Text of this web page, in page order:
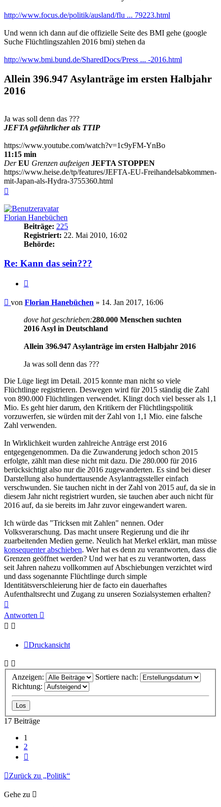
http://www.focus.de/politik/ausland/flu ... 79223.html
Und wenn ich dann auf die offizielle Seite des BMI gehe (google
Suche Flüchtlingszahlen 2016 bmi) stehen da
http://www.bmi.bund.de/SharedDocs/Press ... -2016.html
Allein 396.947 Asy­lan­trä­ge im ers­ten Halb­jahr
2016
Ja was soll denn das ???
JEFTA gefährlicher als TTIP
https://www.youtube.com/watch?v=1c9yFM-YnBo
11:15 min
Der EU Grenzen aufzeigen JEFTA STOPPEN
https://www.heise.de/tp/features/JEFTA-EU-Freihandelsabkommen-
mit-Japan-als-Hydra-3755360.html
Florian Hanebüchen
Beiträge: 225
Registriert: 22. Mai 2010, 16:02
Behörde:
Re: Kann das sein???
Beitrag
von Florian Hanebüchen » 14. Jan 2017, 16:06
dove hat geschrieben:280.000 Menschen suchten
2016 Asyl in Deutschland
Allein 396.947 Asy­lan­trä­ge im ers­ten Halb­jahr 2016
Ja was soll denn das ???
Die Lüge liegt im Detail. 2015 konnte man nicht so viele
Flüchtlinge registrieren. Deswegen wird für 2015 ständig die Zahl
von 890.000 Flüchtlingen verwendet. Klingt doch viel besser als 1,1
Mio. Es geht hier darum, den Kritikern der Flüchtlingspolitik
vorzuwerfen, sie würden mit der Zahl von 1,1 Mio. eine falsche
Zahl verwenden.
In Wirklichkeit wurden zahlreiche Anträge erst 2016
entgegengenommen. Da die Zuwanderung jedoch schon 2015
erfolgte, zählt man diese nicht mit dazu. Die 280.000 für 2016
berücksichtigt also nur die 2016 zugewanderten. Es sind bei dieser
Darstellung also hunderttausende Asylantragssteller einfach
verschwunden. Sie tauchen nicht in der Zahl von 2015 auf, da sie in
diesem Jahr nicht registriert wurden, sie tauchen aber auch nicht für
2016 auf, da sie bereits im Jahr zuvor eingewandert waren.
Ich würde das "Tricksen mit Zahlen" nennen. Oder
Volksverarschung. Das macht unsere Regierung und die ihr
zuarbeitenden Medien gerne. Neulich hat Merkel erklärt, man müsse
konsequenter abschieben. Wer hat es denn zu verantworten, dass die
Grenzen geöffnet werden? Und wer hat es zu verantworten, dass
seit Jahren nahezu vollkommen auf Abschiebungen verzichtet wird
und dass sogenannte Flüchtlinge durch simple
Identitätsverschleierung hier de facto ein dauerhaftes
Aufenthaltsrecht und Zugang zu unseren Sozialsystemen erhalten?
oben
Antworten
Druckansicht
Anzeigen:
Sortiere nach:
Richtung:
17 Beiträge
1
2
Zurück zu „Politik“
Gehe zu